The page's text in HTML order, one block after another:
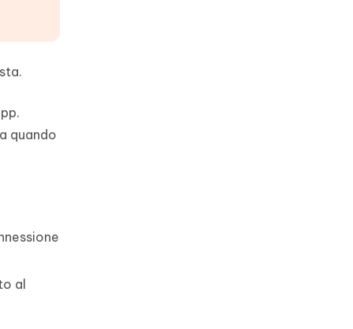
quando
al